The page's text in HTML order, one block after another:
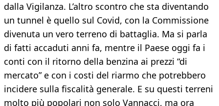
dalla Vigilanza. L’altro scontro che sta diventando
un tunnel è quello sul Covid, con la Commissione
divenuta un vero terreno di battaglia. Ma si parla
di fatti accaduti anni fa, mentre il Paese oggi fa i
conti con il ritorno della benzina ai prezzi “di
mercato” e con i costi del riarmo che potrebbero
incidere sulla fiscalità generale. E su questi terreni
molto più popolari non solo Vannacci, ma ora